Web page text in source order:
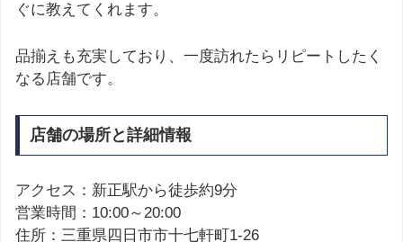
ぐに教えてくれます。
品揃えも充実しており、一度訪れたらリピートしたく
なる店舗です。
店舗の場所と詳細情報
アクセス：新正駅から徒歩約9分
営業時間：10:00～20:00
住所：三重県四日市市十七軒町1-26